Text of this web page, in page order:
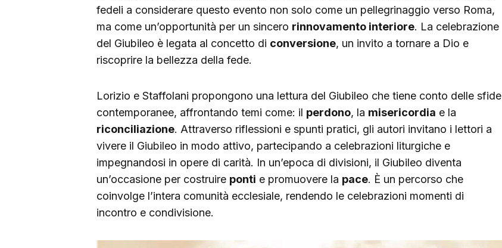
fedeli a considerare questo evento non solo come un pellegrinaggio verso Roma,
ma come un’opportunità per un sincero rinnovamento interiore. La celebrazione
del Giubileo è legata al concetto di conversione, un invito a tornare a Dio e
riscoprire la bellezza della fede.
Lorizio e Staffolani propongono una lettura del Giubileo che tiene conto delle sfide
contemporanee, affrontando temi come: il perdono, la misericordia e la
riconciliazione. Attraverso riflessioni e spunti pratici, gli autori invitano i lettori a
vivere il Giubileo in modo attivo, partecipando a celebrazioni liturgiche e
impegnandosi in opere di carità. In un’epoca di divisioni, il Giubileo diventa
un’occasione per costruire ponti e promuovere la pace. È un percorso che
coinvolge l’intera comunità ecclesiale, rendendo le celebrazioni momenti di
incontro e condivisione.